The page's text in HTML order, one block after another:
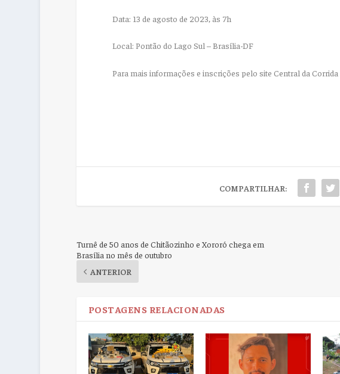
Data: 13 de agosto de 2023, às 7h
Local: Pontão do Lago Sul – Brasília-DF
Para mais informações e inscrições pelo site Central da Corrida
COMPARTILHAR:
Turnê de 50 anos de Chitãozinho e Xororó chega em
Brasília no mês de outubro
ANTERIOR
POSTAGENS RELACIONADAS